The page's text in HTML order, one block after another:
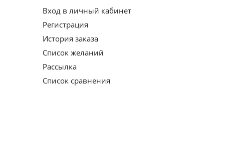
Вход в личный кабинет
Регистрация
История заказа
Список желаний
Рассылка
Список сравнения